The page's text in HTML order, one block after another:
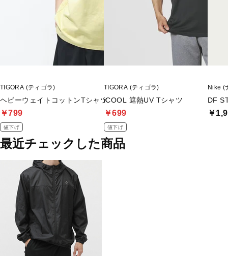
TIGORA (ティゴラ)
ヘビーウェイトコットンTシャツ
￥799
値下げ
TIGORA (ティゴラ)
iCOOL 遮熱UV Tシャツ
￥699
値下げ
Nike (
DF
￥
最近チェックした商品